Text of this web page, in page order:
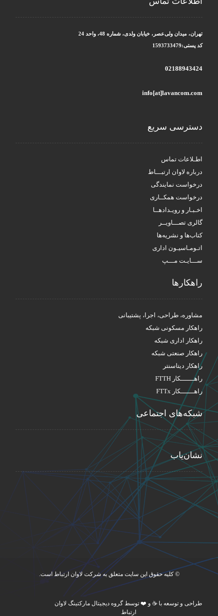
تهران، میدان ولی‌عصر، خیابان ولدی، شماره 48، واحد 24
کد پستی:1593733479
02188943424
info[at]lavancom.com
دسترسی سریع
اطـلاعات تماس
درباره لاوان ارتبـــاط
درخواست نمایندگی
درخواست همکــاری
اخـبـار و رویـدادهــا
گالری تصـــاویــر
کتاب‌ها و نشریه‌ها
اتـومـاسیـون اداری
ســـایـت مـــپ
راهکار‌ها
مشاوره، طراحی، اجرا، پشتیبانی
راهکار مسکونی شبکه
راهکار اداری شبکه
راهکار صنعتی شبکه
راهکار دیتاسنتر
راهـــــــکار FTTH
راهـــــــکار FTTx
شبکه‌های اجتماعی
نشان‌یاب
© کلیه حقوق این سایت متعلق به شرکت لاوان ارتباط است.
طراحی و توسعه با ☕ و ❤️ توسط گروه دیجیتال مارکتینگ لاوان
ارتباط